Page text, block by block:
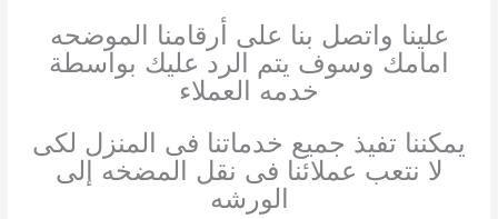
علينا واتصل بنا على أرقامنا الموضحه
امامك وسوف يتم الرد عليك بواسطة
خدمه العملاء
يمكننا تفيذ جميع خدماتنا فى المنزل لكى
لا نتعب عملائنا فى نقل المضخه إلى
الورشه